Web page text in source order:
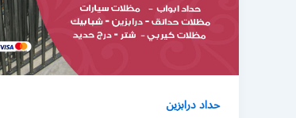
حداد درابزين